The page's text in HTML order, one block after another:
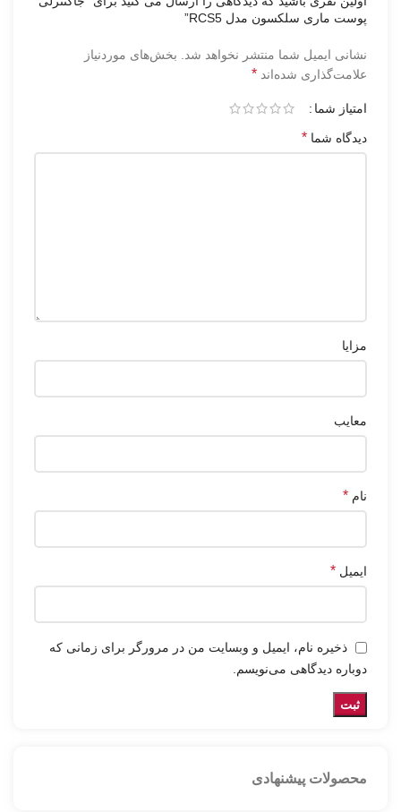
پوست ماری سلکسون مدل RCS5”
نشانی ایمیل شما منتشر نخواهد شد.
بخش‌های موردنیاز
علامت‌گذاری شده‌اند *
امتیاز شما
دیدگاه شما *
مزایا
معایب
نام *
ایمیل *
ذخیره نام، ایمیل و وبسایت من در مرورگر برای زمانی که
دوباره دیدگاهی می‌نویسم.
محصولات پیشنهادی